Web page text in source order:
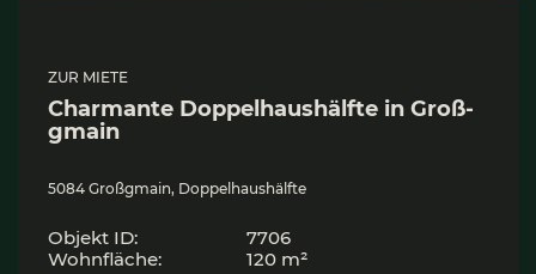
ZUR MIETE
Char­man­te Dop­pel­haus­hälf­te in Groß­
gmain
5084 Großgmain, Doppelhaushälfte
Objekt ID:
7706
Wohnfläche:
120 m²